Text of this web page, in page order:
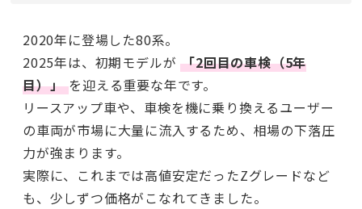
2020年に登場した80系。
2025年は、初期モデルが「2回目の車検（5年
目）」を迎える重要な年です。
リースアップ車や、車検を機に乗り換えるユーザー
の車両が市場に大量に流入するため、相場の下落圧
力が強まります。
実際に、これまでは高値安定だったZグレードなど
も、少しずつ価格がこなれてきました。